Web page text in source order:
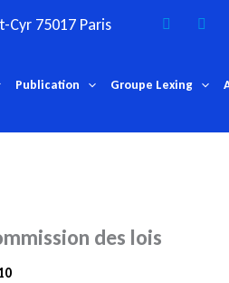
Cyr 75017 Paris
Publication Groupe Lexing
des lois